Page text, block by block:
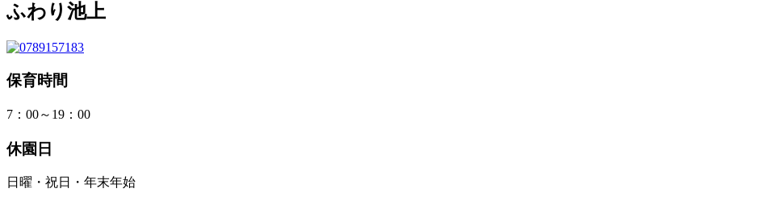
ふわり池上
保育時間
7：00～19：00
休園日
日曜・祝日・年末年始